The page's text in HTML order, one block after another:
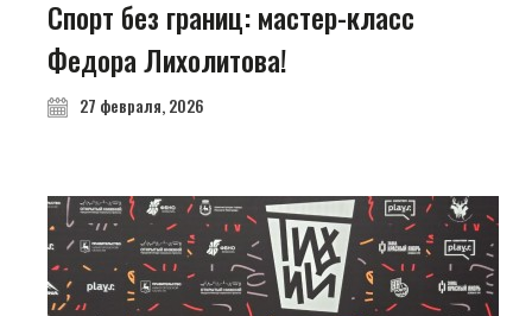
Спорт без границ: мастер-класс
Федора Лихолитова!
27 февраля, 2026